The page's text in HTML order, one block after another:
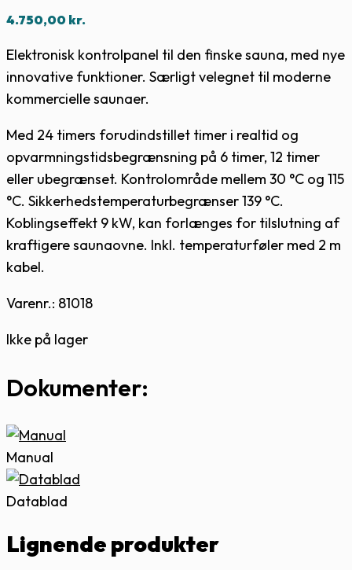
4.750,00 kr.
Elektronisk kontrolpanel til den finske sauna, med nye
innovative funktioner. Særligt velegnet til moderne
kommercielle saunaer.
Med 24 timers forudindstillet timer i realtid og
opvarmningstidsbegrænsning på 6 timer, 12 timer
eller ubegrænset. Kontrolområde mellem 30 °C og 115
°C. Sikkerhedstemperaturbegrænser 139 °C.
Koblingseffekt 9 kW, kan forlænges for tilslutning af
kraftigere saunaovne. Inkl. temperaturføler med 2 m
kabel.
Varenr.: 81018
Ikke på lager
Dokumenter:
Manual
Datablad
Lignende produkter